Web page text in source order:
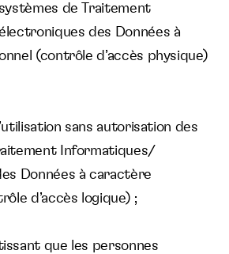
de Traitement
des Données à
(contrôle d’accès physique)
sans autorisation des
Informatiques/
Données à caractère
d’accès logique) ;
que les personnes